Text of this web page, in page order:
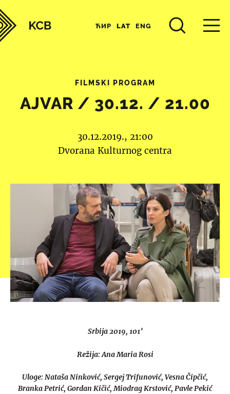
ЋИР LAT ENG
FILMSKI PROGRAM
AJVAR / 30.12. / 21.00
30.12.2019., 21:00
Dvorana Kulturnog centra
Srbija 2019, 101’
Režija: Ana Maria Rosi
Uloge: Nataša Ninković, Sergej Trifunović, Vesna Čipčić,
Branka Petrić, Gordan Kičić, Miodrag Krstović, Pavle Pekić